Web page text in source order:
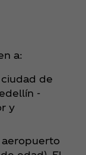
a:
de
-
y
aeropuerto